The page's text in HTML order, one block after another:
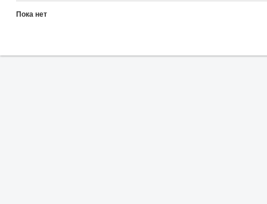
Пока нет